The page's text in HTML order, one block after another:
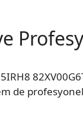
de profesyonel